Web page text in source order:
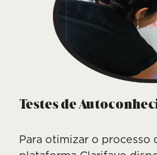
Testes de
Para otimizar o processo